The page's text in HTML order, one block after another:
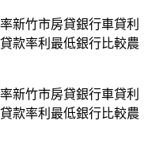
新竹市房貸銀行車貸利
款率利最低銀行比較農
新竹市房貸銀行車貸利
款率利最低銀行比較農